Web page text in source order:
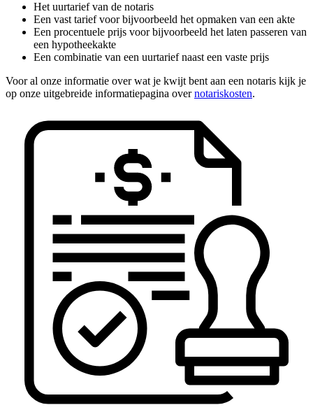
Het uurtarief van de notaris
Een vast tarief voor bijvoorbeeld het opmaken van een akte
Een procentuele prijs voor bijvoorbeeld het laten passeren van
een hypotheekakte
Een combinatie van een uurtarief naast een vaste prijs
Voor al onze informatie over wat je kwijt bent aan een notaris kijk je
op onze uitgebreide informatiepagina overnotariskosten.